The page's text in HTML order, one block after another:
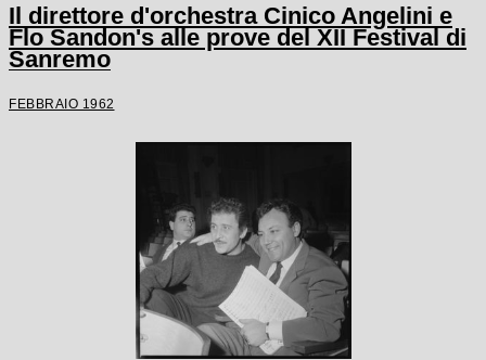
Il direttore d'orchestra Cinico Angelini e
Flo Sandon's alle prove del XII Festival di
Sanremo
FEBBRAIO 1962